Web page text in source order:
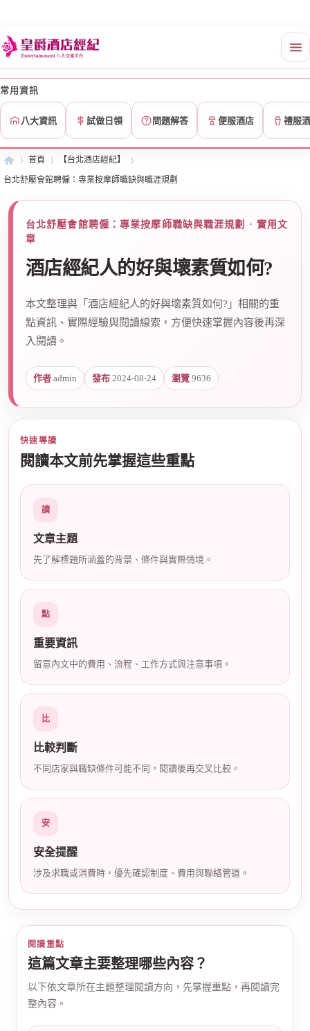
常用資訊
八大資訊 試做日領 問題解答 便服酒店 禮服
首頁
›
【台北酒店經紀】
›
台北舒壓會館聘僱：專業按摩師職缺與職涯規劃
台北舒壓會館聘僱：專業按摩師職缺與職涯規劃 · 實用文
章
酒店經紀人的好與壞素質如何?
本文整理與「酒店經紀人的好與壞素質如何?」相關的重
點資訊、實際經驗與閱讀線索，方便快速掌握內容後再深
入閱讀。
作者 admin 發布 2024-08-24 瀏覽 9636
快速導讀
閱讀本文前先掌握這些重點
讀
文章主題
先了解標題所涵蓋的背景、條件與實際情境。
點
重要資訊
留意內文中的費用、流程、工作方式與注意事項。
比
比較判斷
不同店家與職缺條件可能不同，閱讀後再交叉比較。
安
安全提醒
涉及求職或消費時，優先確認制度、費用與聯絡管道。
閱讀重點
這篇文章主要整理哪些內容？
以下依文章所在主題整理閱讀方向，先掌握重點，再閱讀完
整內容。